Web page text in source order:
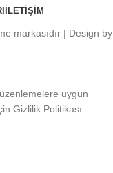
İLETIŞIM
markasıdır | Design by
uygun
Gizlilik Politikası